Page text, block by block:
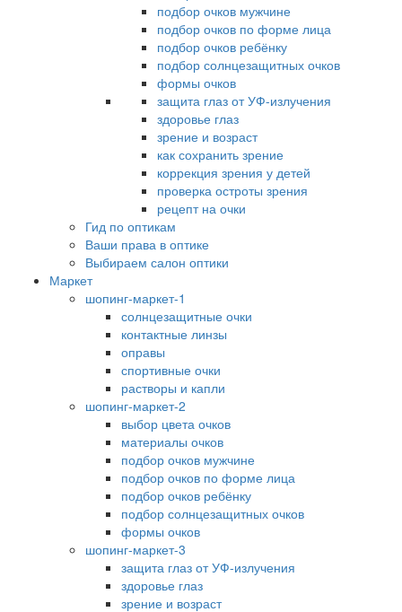
подбор очков мужчине
подбор очков по форме лица
подбор очков ребёнку
подбор солнцезащитных очков
формы очков
защита глаз от УФ-излучения
здоровье глаз
зрение и возраст
как сохранить зрение
коррекция зрения у детей
проверка остроты зрения
рецепт на очки
Гид по оптикам
Ваши права в оптике
Выбираем салон оптики
Маркет
шопинг-маркет-1
солнцезащитные очки
контактные линзы
оправы
спортивные очки
растворы и капли
шопинг-маркет-2
выбор цвета очков
материалы очков
подбор очков мужчине
подбор очков по форме лица
подбор очков ребёнку
подбор солнцезащитных очков
формы очков
шопинг-маркет-3
защита глаз от УФ-излучения
здоровье глаз
зрение и возраст